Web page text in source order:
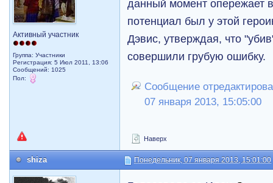
Активный участник
Группа: Участники
Регистрация: 5 Июл 2011, 13:06
Сообщений: 1025
Пол:
данный момент опережает
потенциал был у этой
Дэвис, утверждая, что
совершили грубую ошибку.
Сообщение
07 января 2013, 15:05:00
Наверх
shiza Понедельник, 07 января 2013, 15:01:00